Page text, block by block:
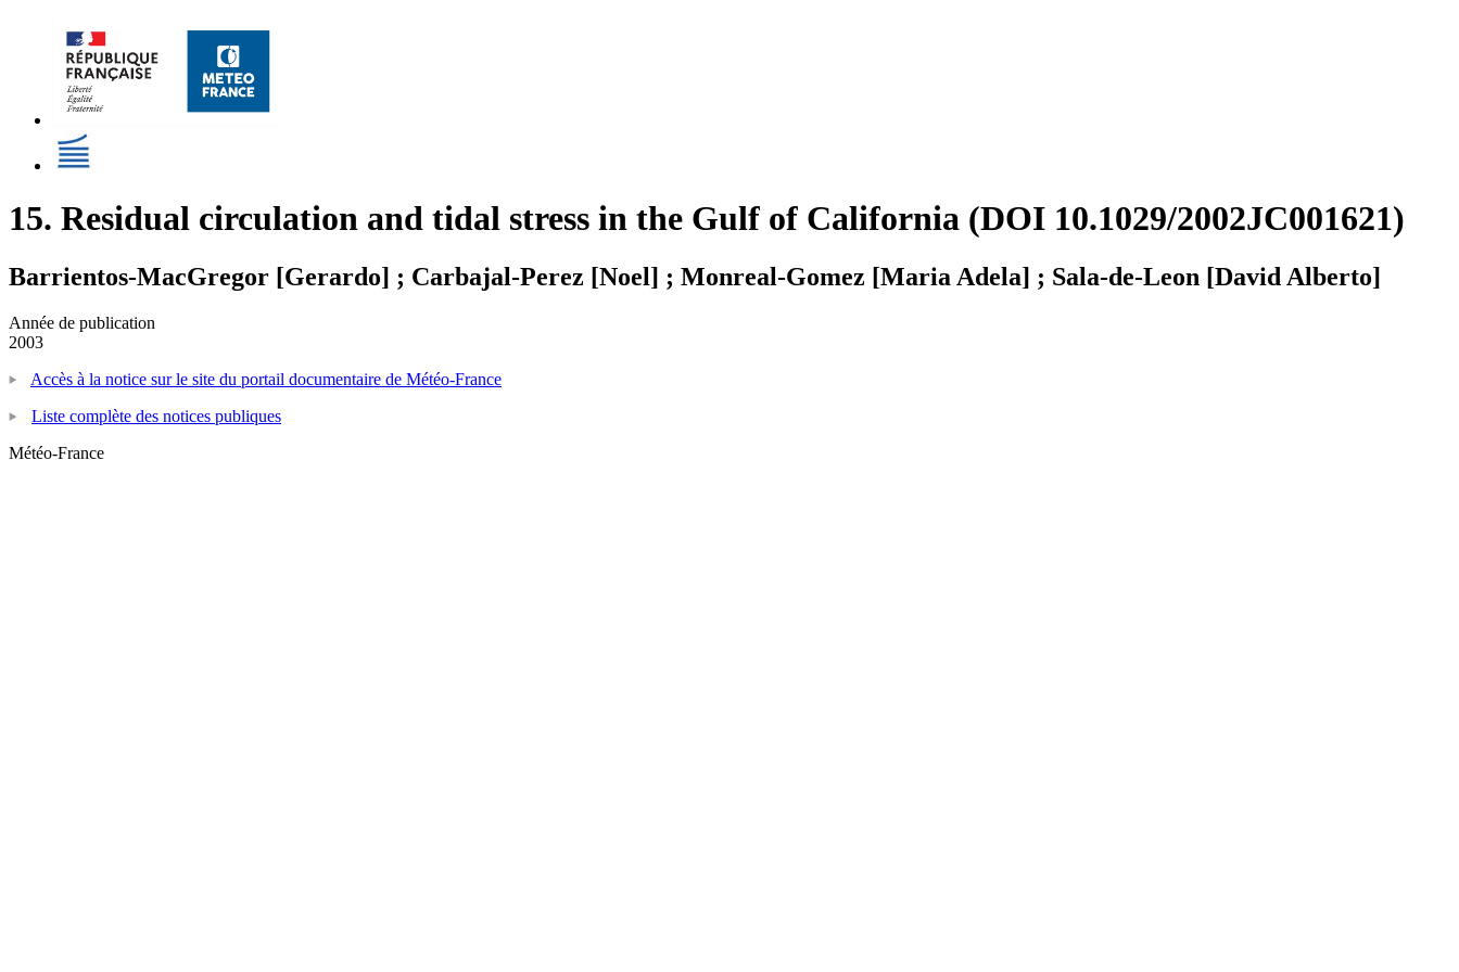
15. Residual circulation and tidal stress in the Gulf of California (DOI 10.1029/2002JC001621)
Barrientos-MacGregor [Gerardo] ; Carbajal-Perez [Noel] ; Monreal-Gomez [Maria Adela] ; Sala-de-Leon [David Alberto]
Année de publication
2003
Accès à la notice sur le site du portail documentaire de Météo-France
Liste complète des notices publiques
Météo-France